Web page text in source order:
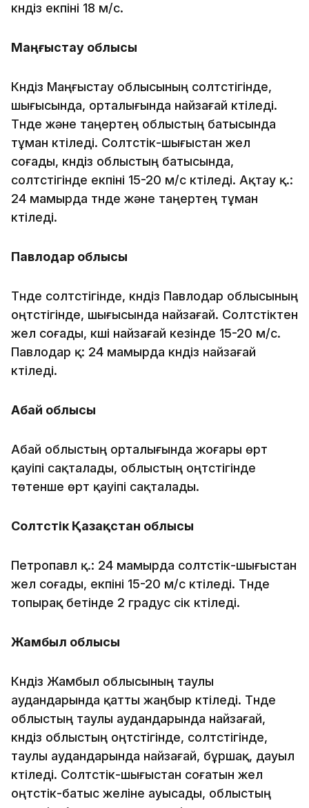
күндіз екпіні 18 м/с.
Маңғыстау облысы
Күндіз Маңғыстау облысының солтүстігінде,
шығысында, орталығында найзағай күтіледі.
Түнде және таңертең облыстың батысында
тұман күтіледі. Солтүстік-шығыстан жел
соғады, күндіз облыстың батысында,
солтүстігінде екпіні 15-20 м/с күтіледі. Ақтау қ.:
24 мамырда түнде және таңертең тұман
күтіледі.
Павлодар облысы
Түнде солтүстігінде, күндіз Павлодар облысының
оңтүстігінде, шығысында найзағай. Солтүстіктен
жел соғады, күші найзағай кезінде 15-20 м/с.
Павлодар қ: 24 мамырда күндіз найзағай
күтіледі.
Абай облысы
Абай облыстың орталығында жоғары өрт
қауіпі сақталады, облыстың оңтүстігінде
төтенше өрт қауіпі сақталады.
Солтүстік Қазақстан облысы
Петропавл қ.: 24 мамырда солтүстік-шығыстан
жел соғады, екпіні 15-20 м/с күтіледі. Түнде
топырақ бетінде 2 градус үсік күтіледі.
Жамбыл облысы
Күндіз Жамбыл облысының таулы
аудандарында қатты жаңбыр күтіледі. Түнде
облыстың таулы аудандарында найзағай,
күндіз облыстың оңтүстігінде, солтүстігінде,
таулы аудандарында найзағай, бұршақ, дауыл
күтіледі. Солтүстік-шығыстан соғатын жел
оңтүстік-батыс желіне ауысады, облыстың